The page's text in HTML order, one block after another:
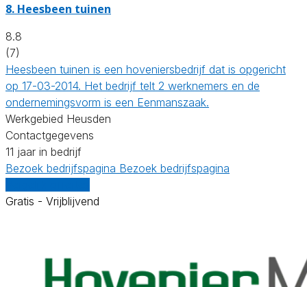
8. Heesbeen tuinen
8.8
(7)
Heesbeen tuinen is een hoveniersbedrijf dat is opgericht
op 17-03-2014. Het bedrijf telt 2 werknemers en de
ondernemingsvorm is een Eenmanszaak.
Werkgebied Heusden
Contactgegevens
11 jaar in bedrijf
Bezoek bedrijfspagina Bezoek bedrijfspagina
Gratis - Vrijblijvend